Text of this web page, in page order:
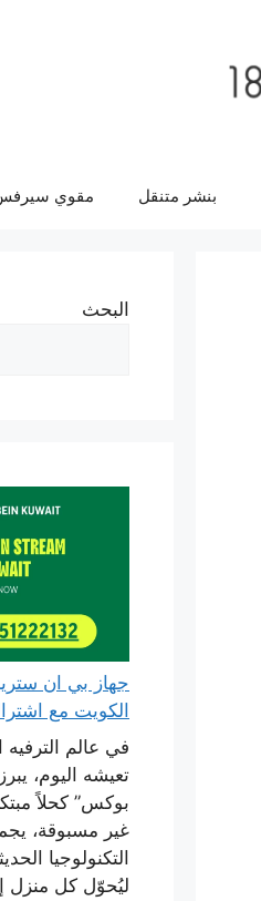
بنشر متنقل مقوي
البحث
الكويت مع
في عالم
تعيشه اليوم،
بوكس” كحلاً
غير مسبوقة،
التكنولوجيا
ليُحوّل كل منزل